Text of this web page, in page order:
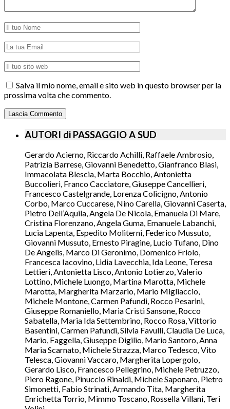
Salva il mio nome, email e sito web in questo browser per la
prossima volta che commento.
AUTORI di PASSAGGIO A SUD
Gerardo Acierno, Riccardo Achilli, Raffaele Ambrosio,
Patrizia Barrese, Giovanni Benedetto, Gianfranco Blasi,
Immacolata Blescia, Marta Bocchio, Antonietta
Buccolieri, Franco Cacciatore, Giuseppe Cancellieri,
Francesco Castelgrande, Lorenza Colicigno, Antonio
Corbo, Marco Cuccarese, Nino Carella, Giovanni Caserta,
Pietro Dell’Aquila, Angela De Nicola, Emanuela Di Mare,
Cristina Florenzano, Angela Guma, Emanuele Labanchi,
Lucia Lapenta, Espedito Moliterni, Federico Mussuto,
Giovanni Mussuto, Ernesto Piragine, Lucio Tufano, Dino
De Angelis, Marco Di Geronimo, Domenico Friolo,
Francesca Iacovino, Lidia Lavecchia, Ida Leone, Teresa
Lettieri, Antonietta Lisco, Antonio Lotierzo, Valerio
Lottino, Michele Luongo, Martina Marotta, Michele
Marotta, Margherita Marzario, Mario Migliaccio,
Michele Montone, Carmen Pafundi, Rocco Pesarini,
Giuseppe Romaniello, Maria Cristi Sansone, Rocco
Sabatella, Maria Ida Settembrino, Rocco Rosa, Vittorio
Basentini, Carmen Pafundi, Silvia Favulli, Claudia De Luca,
Mario, Faggella, Giuseppe Digilio, Mario Santoro, Anna
Maria Scarnato, Michele Strazza, Marco Tedesco, Vito
Telesca, Giovanni Vaccaro, Margherita Lopergolo,
Gerardo Lisco, Francesco Pellegrino, Michele Petruzzo,
Piero Ragone, Pinuccio Rinaldi, Michele Saponaro, Pietro
Simonetti, Fabio Strinati, Armando Tita, Margherita
Enrichetta Torrio, Mimmo Toscano, Rossella Villani, Teri